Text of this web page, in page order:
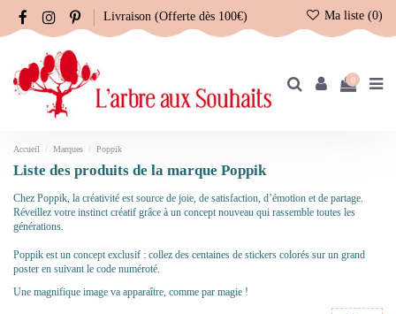
Livraison (Offerte dès 100€) Ma liste (0)
0
Accueil Marques Poppik
Liste des produits de la marque Poppik
Chez Poppik, la créativité est source de joie, de satisfaction, d’émotion et de partage.
Réveillez votre instinct créatif grâce à un concept nouveau qui rassemble toutes les
générations.
Poppik est un concept exclusif : collez des centaines de stickers colorés sur un grand
poster en suivant le code numéroté.
Une magnifique image va apparaître, comme par magie !